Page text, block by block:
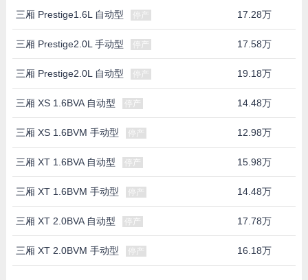
三厢 Prestige1.6L 自动型 停产 17.28万
三厢 Prestige2.0L 手动型 停产 17.58万
三厢 Prestige2.0L 自动型 停产 19.18万
三厢 XS 1.6BVA 自动型 停产 14.48万
三厢 XS 1.6BVM 手动型 停产 12.98万
三厢 XT 1.6BVA 自动型 停产 15.98万
三厢 XT 1.6BVM 手动型 停产 14.48万
三厢 XT 2.0BVA 自动型 停产 17.78万
三厢 XT 2.0BVM 手动型 停产 16.18万